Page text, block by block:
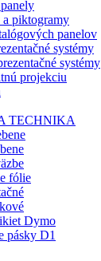
piktogramy
panelov
systémy
systémy
projekciu
TECHNIKA
fólie
Dymo
pásky D1